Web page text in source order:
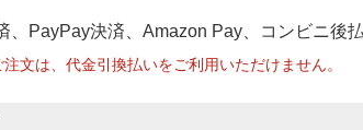
、PayPay決済 、Amazon Pay、コンビニ後
文は、代金引換払いをご利用いただけません。